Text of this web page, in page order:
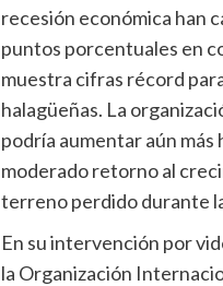
recesión económica han
puntos porcentuales en
muestra cifras récord
halagüeñas. La
podría aumentar aún más
moderado retorno al
terreno perdido durante
En su intervención por
la Organización